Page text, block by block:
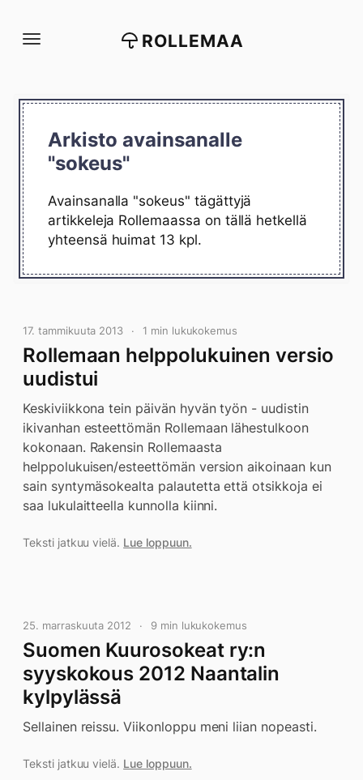
suoraan
ROLLEMAA
Arkisto avainsanalle
"sokeus"
Avainsanalla "sokeus" tägättyjä
artikkeleja Rollemaassa on tällä hetkellä
yhteensä huimat 13 kpl.
17. tammikuuta 2013 1 min lukukokemus
Rollemaan helppolukuinen versio
uudistui
Keskiviikkona tein päivän hyvän työn - uudistin
ikivanhan esteettömän Rollemaan lähestulkoon
kokonaan. Rakensin Rollemaasta
helppolukuisen/esteettömän version aikoinaan kun
sain syntymäsokealta palautetta että otsikkoja ei
saa lukulaitteella kunnolla kiinni.
Teksti jatkuu vielä. Lue loppuun.
25. marraskuuta 2012 9 min lukukokemus
Suomen Kuurosokeat ry:n
syyskokous 2012 Naantalin
kylpylässä
Sellainen reissu. Viikonloppu meni liian nopeasti.
Teksti jatkuu vielä. Lue loppuun.